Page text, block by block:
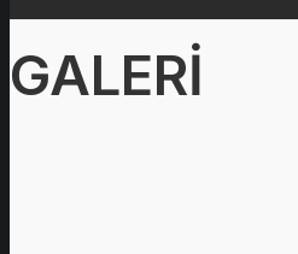
GALERİ